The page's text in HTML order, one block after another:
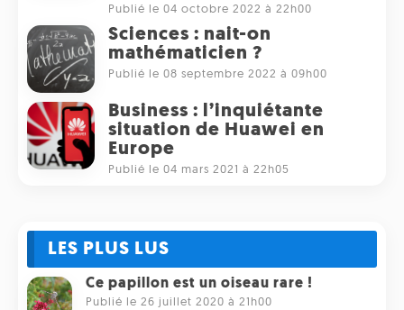
Publié le 04 octobre 2022 à 22h00
Sciences : nait-on
mathématicien ?
Publié le 08 septembre 2022 à 09h00
Business : l’inquiétante
situation de Huawei en
Europe
Publié le 04 mars 2021 à 22h05
LES PLUS LUS
Ce papillon est un oiseau rare !
Publié le 26 juillet 2020 à 21h00